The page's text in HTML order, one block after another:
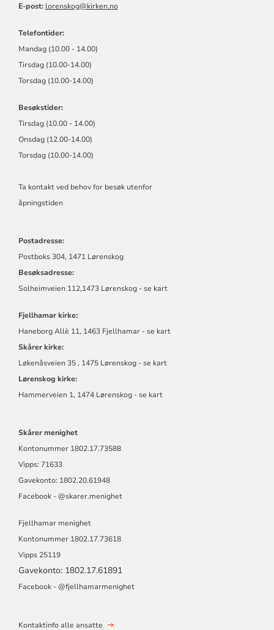
E-post: lorenskog@kirken.no
Telefontider:
Mandag (10.00 - 14.00)
Tirsdag (10.00-14.00)
Torsdag (10.00-14.00)
Besøkstider:
Tirsdag (10.00 - 14.00)
Onsdag (12.00-14.00)
Torsdag (10.00-14.00)
Ta kontakt ved behov for besøk utenfor
åpningstiden
Postadresse:
Postboks 304, 1471 Lørenskog
Besøksadresse:
Solheimveien 112,1473 Lørenskog - se kart
Fjellhamar kirke:
Haneborg Allè 11, 1463 Fjellhamar - se kart
Skårer kirke:
Løkenåsveien 35 , 1475 Lørenskog - se kart
Lørenskog kirke:
Hammerveien 1, 1474 Lørenskog - se kart
Skårer menighet
Kontonummer 1802.17.73588
Vipps: 71633
Gavekonto: 1802.20.61948
Facebook - @skarer.menighet
Fjellhamar menighet
Kontonummer 1802.17.73618
Vipps 25119
Gavekonto: 1802.17.61891
Facebook -@fjellhamarmenighet
Kontaktinfo alle ansatte